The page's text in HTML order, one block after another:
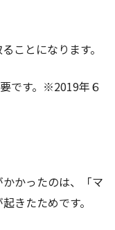
ことになります。
です。※2019年６
かったのは、「マ
きたためです。